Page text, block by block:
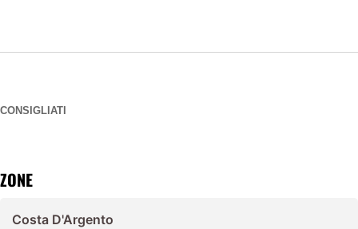
CONSIGLIATI
ZONE
Costa D'Argento